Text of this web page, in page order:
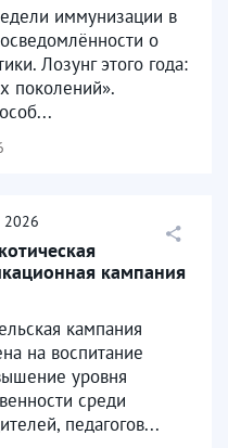
иммунизации в
о
Лозунг этого года:
поколений».
2026
кампания
кампания
на воспитание
уровня
среди
педагогов...